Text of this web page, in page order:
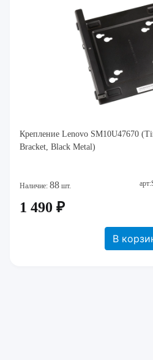
Крепление Lenovo SM10U47670
Bracket, Black Metal)
Наличие: 88 шт.
1 490 ₽
В